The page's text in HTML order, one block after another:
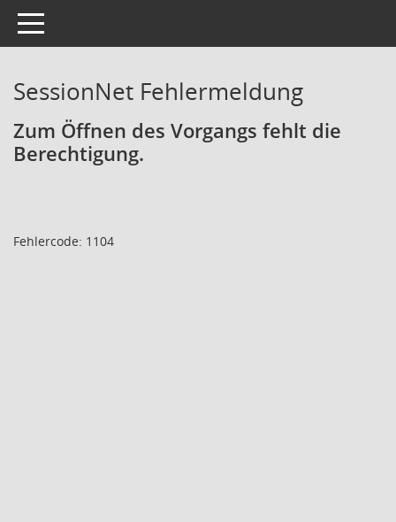
Toggle navigation
SessionNet Fehlermeldung
Zum Öffnen des Vorgangs fehlt die
Berechtigung.
Fehlercode: 1104